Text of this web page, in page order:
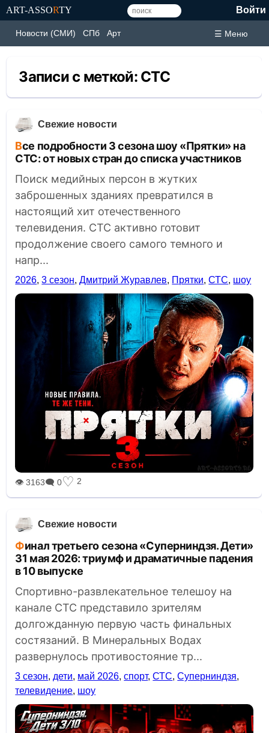
ART-ASSORTY Войти
Новости (СМИ) СПб Арт ☰ Меню
Записи с меткой: СТС
Свежие новости
Все подробности 3 сезона шоу «Прятки» на
СТС: от новых стран до списка участников
Поиск медийных персон в жутких
заброшенных зданиях превратился в
настоящий хит отечественного
телевидения. СТС активно готовит
продолжение своего самого темного и
напр...
2026,3 сезон,Дмитрий Журавлев, Прятки,СТС, шоу
👁 3163🗨 0♡ 2
Свежие новости
Финал третьего сезона «Суперниндзя. Дети»
31 мая 2026: триумф и драматичные падения
в 10 выпуске
Спортивно-развлекательное телешоу на
канале СТС представило зрителям
долгожданную первую часть финальных
состязаний. В Минеральных Водах
развернулось противостояние тр...
3 сезон, дети, май 2026,спорт,СТС,Суперниндзя,
телевидение, шоу